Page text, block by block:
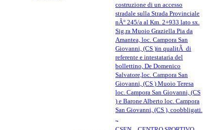
costruzione di un accesso
stradale sulla Strada Provinciale
nÂ° 245/a al Km. 2+933 lato sx.
Sig.ra Muoio Graziella Pia da
Amantea, loc. Campora San
Giovanni, (CS )in qualitÃ di
referente e intestataria del
bollettino, De Domenico
Salvatore,loc. Campora San
Giovanni, (CS ) Muoio Teresa
loc. Campora San Giovanni, (CS
) e Barone Alberto loc. Campora
San Giovanni, (CS ), coobbligati.